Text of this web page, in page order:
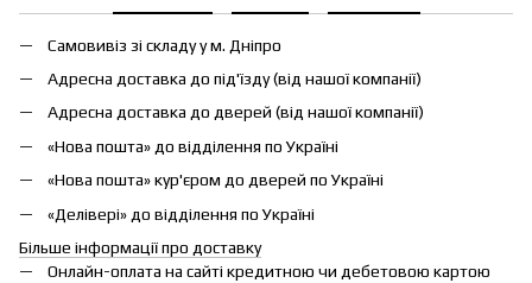
Самовивіз зі складу у м. Дніпро
Адресна доставка до під'їзду (від нашої компанії)
Адресна доставка до дверей (від нашої компанії)
«Нова пошта» до відділення по Україні
«Нова пошта» кур'єром до дверей по Україні
«Делівері» до відділення по Україні
Більше інформації про доставку
Онлайн-оплата на сайті кредитною чи дебетовою картою